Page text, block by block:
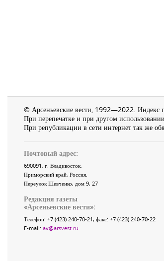
© Арсеньевские вести, 1992—2022. Индекс
При перепечатке и при другом
При републикации в сети интернет так же
Почтовый адрес:
690091, г. Владивосток,
Приморский край, Россия.
Переулок Шевченко, дом 9, 27
Редакция газеты
«Арсеньевские вести»:
Телефон: +7 (423) 240-70-21, факс: +7 (423) 240-70-22
E-mail: av@arsvest.ru